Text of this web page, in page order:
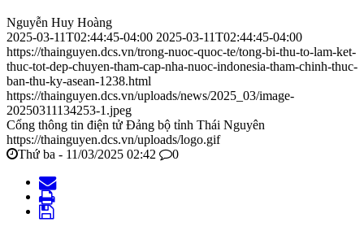
Nguyễn Huy Hoàng
2025-03-11T02:44:45-04:00 2025-03-11T02:44:45-04:00
https://thainguyen.dcs.vn/trong-nuoc-quoc-te/tong-bi-thu-to-lam-ket-
thuc-tot-dep-chuyen-tham-cap-nha-nuoc-indonesia-tham-chinh-thuc-
ban-thu-ky-asean-1238.html
https://thainguyen.dcs.vn/uploads/news/2025_03/image-
20250311134253-1.jpeg
Cổng thông tin điện tử Đảng bộ tỉnh Thái Nguyên
https://thainguyen.dcs.vn/uploads/logo.gif
Thứ ba - 11/03/2025 02:42
0